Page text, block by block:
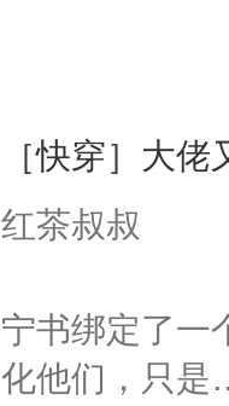
［快穿］大
红茶叔叔
宁书绑定了一
化他们，只是